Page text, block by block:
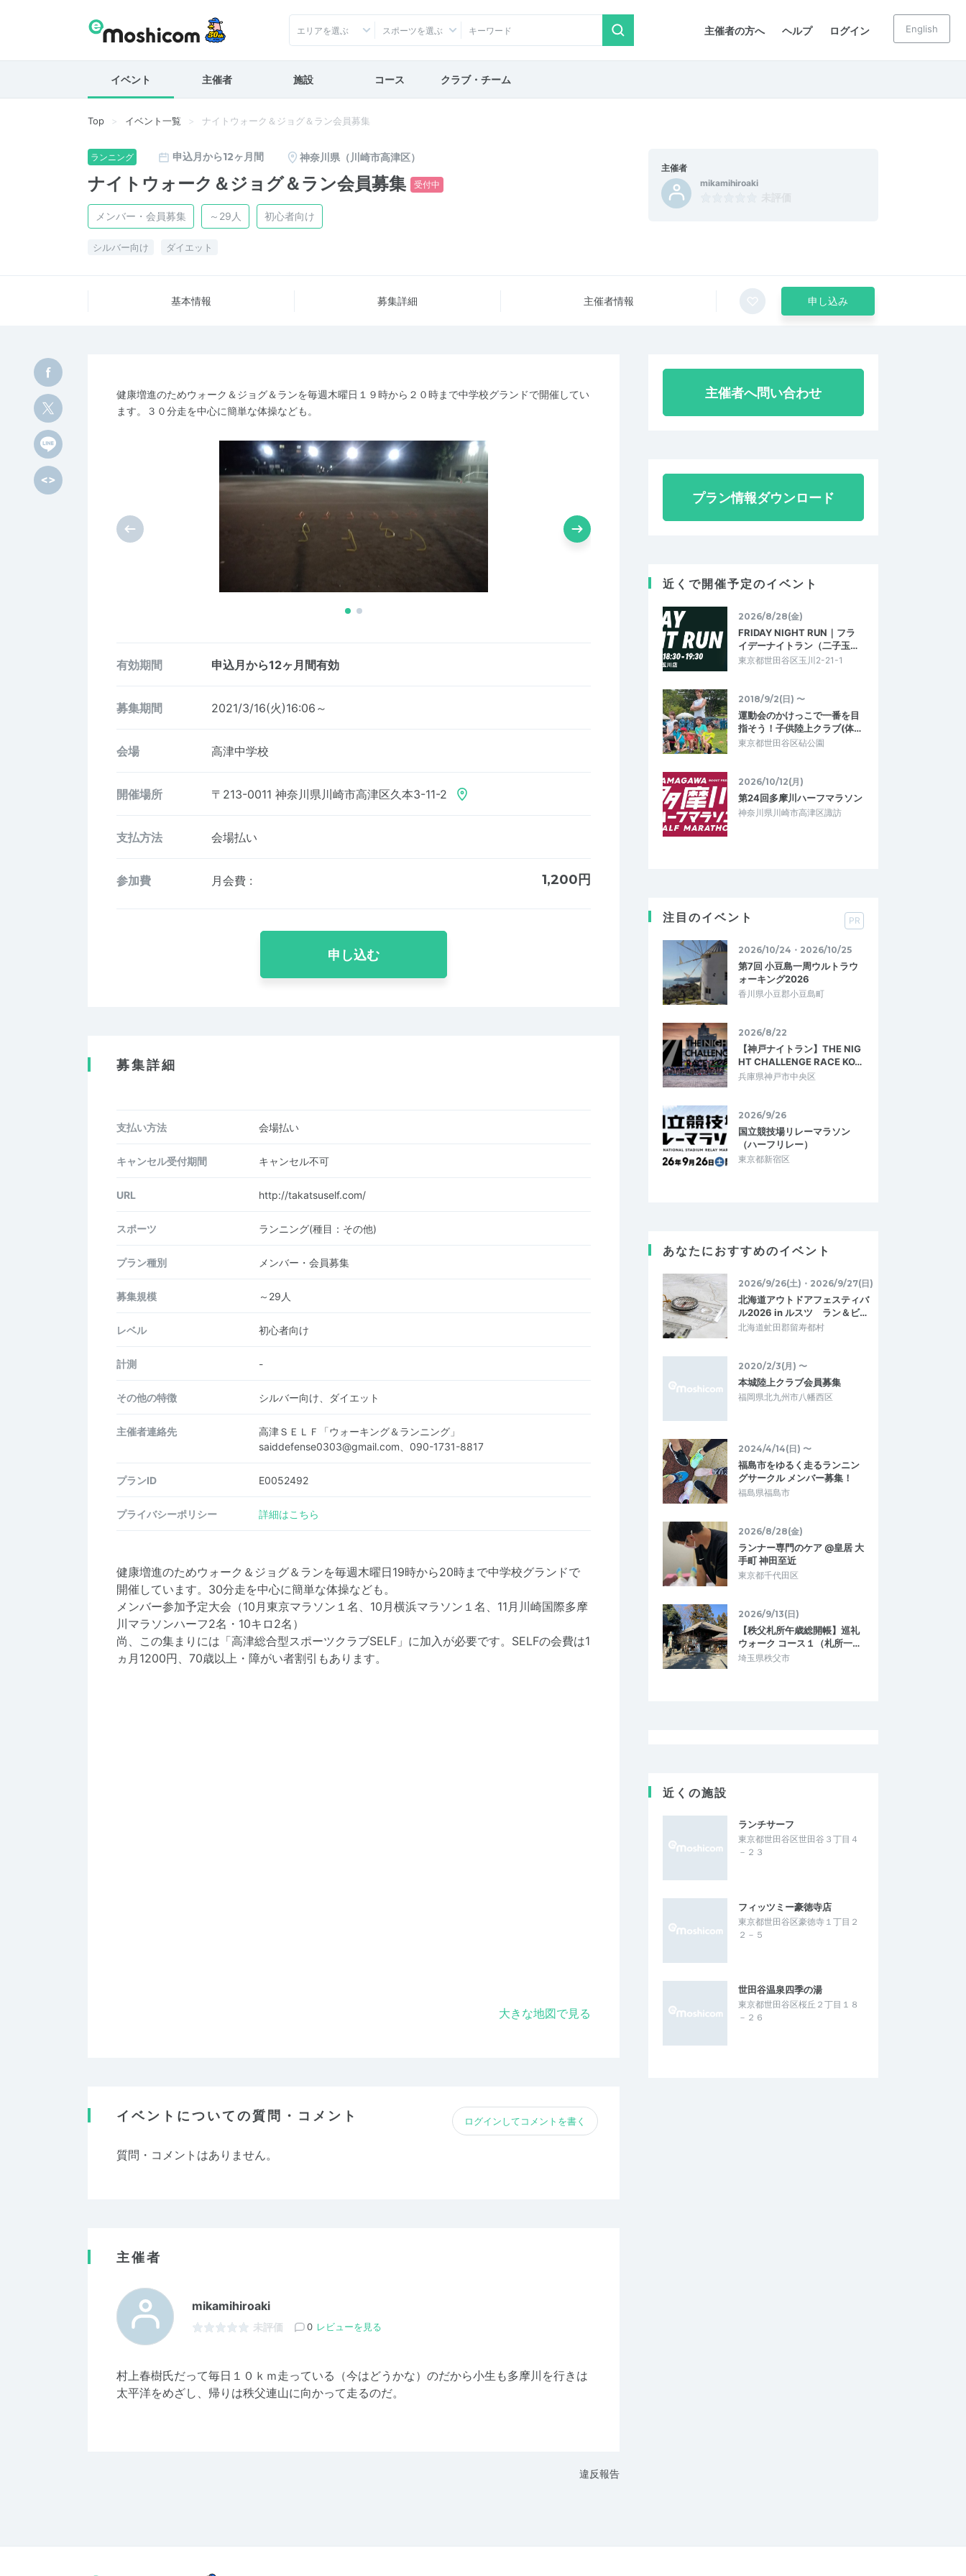
主催者の方へ ヘルプ ログイン
エリアを選ぶ スポーツを選ぶ English
イベント 主催者 施設 コース クラブ・チーム
Top イベント一覧 ナイトウォーク＆ジョグ＆ラン会員募集
ランニング 申込月から12ヶ月間 神奈川県（川崎市高津区）
ナイトウォーク＆ジョグ＆ラン会員募集 受付中
メンバー・会員募集 ～29人 初心者向け
シルバー向け ダイエット
主催者
mikamihiroaki
基本情報 募集詳細 主催者情報 申し込み
健康増進のためウォーク＆ジョグ＆ランを毎週木曜日１９時から２０時まで中学校グランドで開催してい
ます。３０分走を中心に簡単な体操なども。
有効期間 申込月から12ヶ月間有効
募集期間 2021/3/16(火)16:06～
会場 高津中学校
開催場所 〒213-0011 神奈川県川崎市高津区久本3-11-2
支払方法 会場払い
参加費 月会費 : 1,200円
申し込む
募集詳細
支払い方法 会場払い
キャンセル受付期間 キャンセル不可
URL http://takatsuself.com/
スポーツ ランニング(種目：その他)
プラン種別 メンバー・会員募集
募集規模 ～29人
レベル 初心者向け
計測 -
その他の特徴 シルバー向け、ダイエット
主催者連絡先
高津ＳＥＬＦ「ウォーキング＆ランニング」
saiddefense0303@gmail.com、090-1731-8817
プランID E0052492
プライバシーポリシー 詳細はこちら
健康増進のためウォーク＆ジョグ＆ランを毎週木曜日19時から20時まで中学校グランドで
開催しています。30分走を中心に簡単な体操なども。
メンバー参加予定大会（10月東京マラソン１名、10月横浜マラソン１名、11月川崎国際多摩
川マラソンハーフ2名・10キロ2名）
尚、この集まりには「高津総合型スポーツクラブSELF」に加入が必要です。SELFの会費は1
ヵ月1200円、70歳以上・障がい者割引もあります。
大きな地図で見る
イベントについての質問・コメント ログインしてコメントを書く
質問・コメントはありません。
主催者
mikamihiroaki
未評価 0 レビューを見る
村上春樹氏だって毎日１０ｋｍ走っている（今はどうかな）のだから小生も多摩川を行きは
太平洋をめざし、帰りは秩父連山に向かって走るのだ。
違反報告
主催者へ問い合わせ
プラン情報ダウンロード
近くで開催予定のイベント
2026/8/28(金)
FRIDAY NIGHT RUN｜フラ
イデーナイトラン（二子玉…
東京都世田谷区玉川2-21-1
2018/9/2(日) 〜
運動会のかけっこで一番を目
指そう！子供陸上クラブ(体…
東京都世田谷区砧公園
2026/10/12(月)
第24回多摩川ハーフマラソン
神奈川県川崎市高津区諏訪
注目のイベント PR
2026/10/24・2026/10/25
第7回 小豆島一周ウルトラウ
ォーキング2026
香川県小豆郡小豆島町
2026/8/22
【神戸ナイトラン】THE NIG
HT CHALLENGE RACE KO…
兵庫県神戸市中央区
2026/9/26
国立競技場リレーマラソン
（ハーフリレー）
東京都新宿区
あなたにおすすめのイベント
2026/9/26(土)・2026/9/27(日)
北海道アウトドアフェスティバ
ル2026 in ルスツ ラン＆ビ…
北海道虻田郡留寿都村
2020/2/3(月) 〜
本城陸上クラブ会員募集
福岡県北九州市八幡西区
2024/4/14(日) 〜
福島市をゆるく走るランニン
グサークル メンバー募集！
福島県福島市
2026/8/28(金)
ランナー専門のケア @皇居 大
手町 神田至近
東京都千代田区
2026/9/13(日)
【秩父札所午歳総開帳】巡礼
ウォーク コース１（札所一…
埼玉県秩父市
近くの施設
ランチサーフ
東京都世田谷区世田谷３丁目４
－２３
フィッツミー豪徳寺店
東京都世田谷区豪徳寺１丁目２
２－５
世田谷温泉四季の湯
東京都世田谷区桜丘２丁目１８
－２６